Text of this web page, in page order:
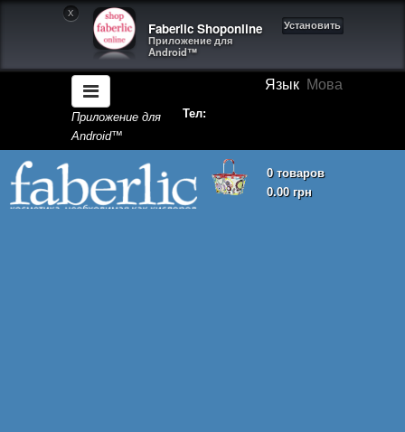
X
Faberlic Shoponline
Приложение для
Android™
Установить
Язык Мова
Приложение для
Android™
Тел:
0 товаров
0.00 грн
Корзина покупок пуста!